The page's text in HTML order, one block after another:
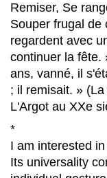
Remiser, Se
Souper frugal de
regardent avec
continuer la fête.
ans, vanné, il
; il remisait. »
L'Argot au XXe
*
I am interested
Its universality